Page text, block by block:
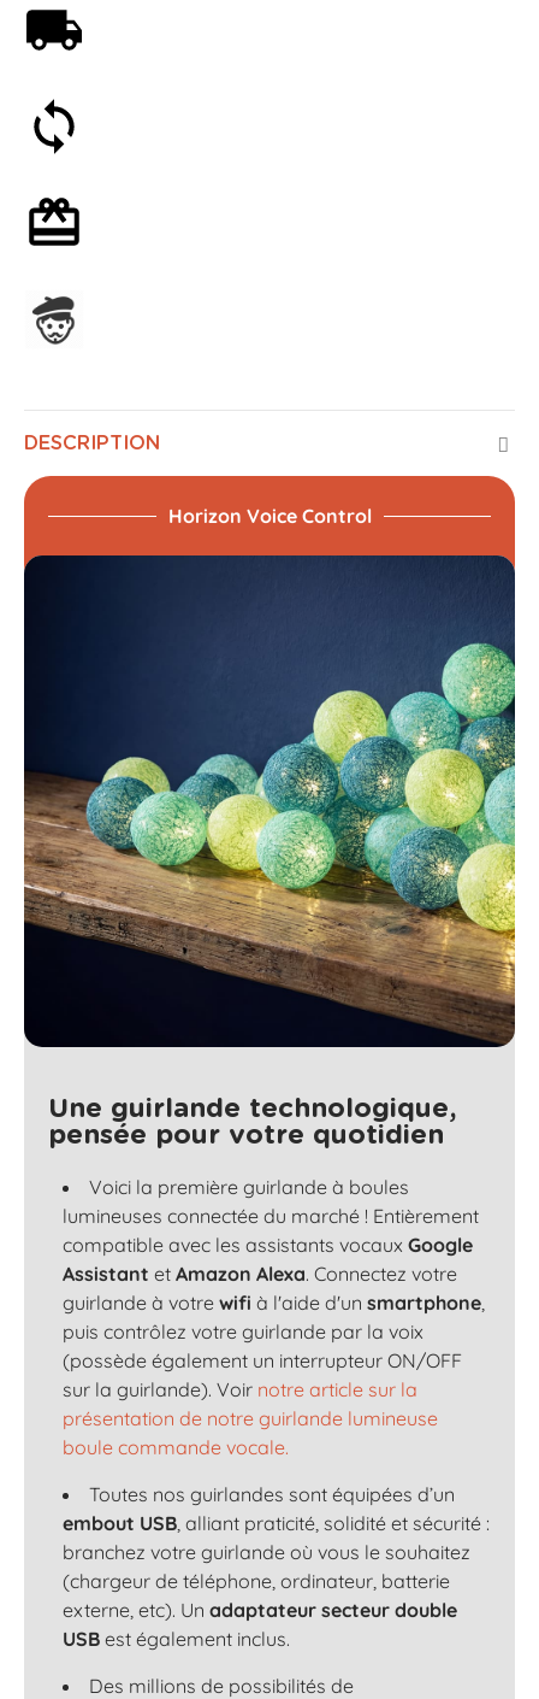
DESCRIPTION
Horizon Voice Control
Une guirlande technologique,
pensée pour votre quotidien
Voici la première guirlande à boules
lumineuses connectée du marché ! Entièrement
compatible avec les assistants vocaux Google
Assistant et Amazon Alexa. Connectez votre
guirlande à votre wifi à l'aide d'un smartphone,
puis contrôlez votre guirlande par la voix
(possède également un interrupteur ON/OFF
sur la guirlande). Voir notre article sur la
présentation de notre guirlande lumineuse
boule commande vocale.
Toutes nos guirlandes sont équipées d’un
embout USB, alliant praticité, solidité et sécurité :
branchez votre guirlande où vous le souhaitez
(chargeur de téléphone, ordinateur, batterie
externe, etc). Un adaptateur secteur double
USB est également inclus.
Des millions de possibilités de